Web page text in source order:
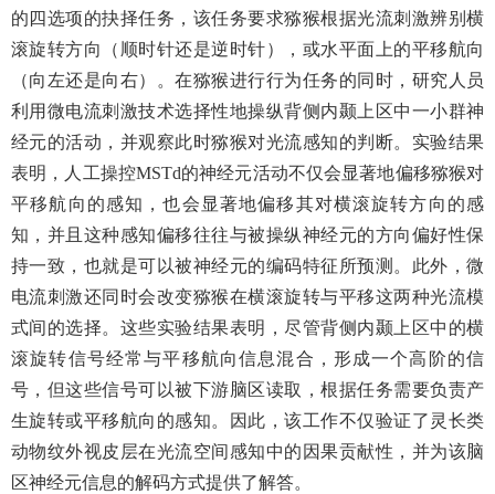
的四选项的抉择任务，该任务要求猕猴根据光流刺激辨别横
滚旋转方向（顺时针还是逆时针），或水平面上的平移航向
（向左还是向右）。在猕猴进行行为任务的同时，研究人员
利用微电流刺激技术选择性地操纵背侧内颞上区中一小群神
经元的活动，并观察此时猕猴对光流感知的判断。实验结果
表明，人工操控MSTd的神经元活动不仅会显著地偏移猕猴对
平移航向的感知，也会显著地偏移其对横滚旋转方向的感
知，并且这种感知偏移往往与被操纵神经元的方向偏好性保
持一致，也就是可以被神经元的编码特征所预测。此外，微
电流刺激还同时会改变猕猴在横滚旋转与平移这两种光流模
式间的选择。这些实验结果表明，尽管背侧内颞上区中的横
滚旋转信号经常与平移航向信息混合，形成一个高阶的信
号，但这些信号可以被下游脑区读取，根据任务需要负责产
生旋转或平移航向的感知。因此，该工作不仅验证了灵长类
动物纹外视皮层在光流空间感知中的因果贡献性，并为该脑
区神经元信息的解码方式提供了解答。